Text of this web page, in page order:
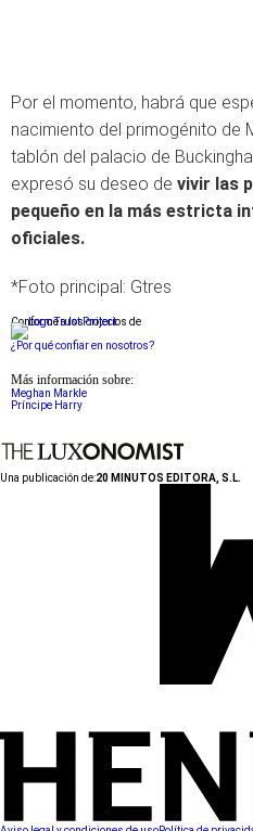
Por el momento, habrá que
nacimiento del primogénito de
tablón del palacio de
expresó su deseo de vivir las
pequeño en la más estricta
oficiales.
*Foto principal: Gtres
Conforme a los criterios de
¿Por qué confiar en nosotros?
Más información sobre:
Meghan Markle
Príncipe Harry
Una publicación de:20 MINUTOS EDITORA, S.L.